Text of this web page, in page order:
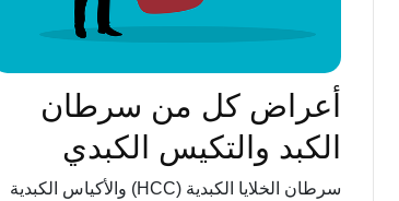
أعراض كل من سرطان
الكبد والتكيس الكبدي
سرطان الخلايا الكبدية (HCC) والأكياس الكبدية